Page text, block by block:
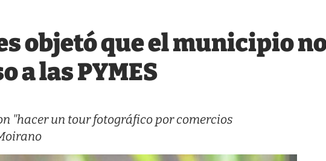
objetó que el municipio
a las PYMES
"hacer un tour fotográfico por comercios